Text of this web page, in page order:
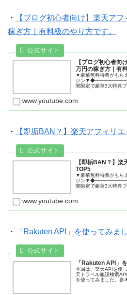
・
【ブログ初心者向け】楽天ア
稼ぎ方｜有料級のやり方です。
【ブログ初心者向
万円の稼ぎ方｜有
▼豪華無料特典がもら
ジン
間限定で豪華3大特
www.youtube.com
・ 【即垢BAN？】楽天アフィリ
【即垢BAN？】
TOP5
▼豪華無料特典がもら
ジン
間限定で豪華3大特
www.youtube.com
・ 「Rakuten API」を使ってみまし
「Rakuten API」
今回は、楽天APIを使
天トラベル施設検索
を使ってみました。参